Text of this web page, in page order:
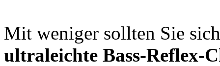
Mit weniger sollten Sie
ultraleichte Bass-Reflex-